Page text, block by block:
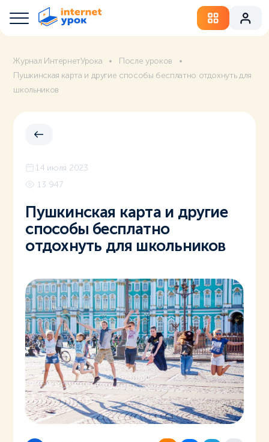
Журнал ИнтернетУрока
После уроков
Пушкинская карта и другие способы бесплатно отдохнуть для
школьников
14 июля 2023
13 947
Пушкинская карта и другие
способы бесплатно
отдохнуть для школьников